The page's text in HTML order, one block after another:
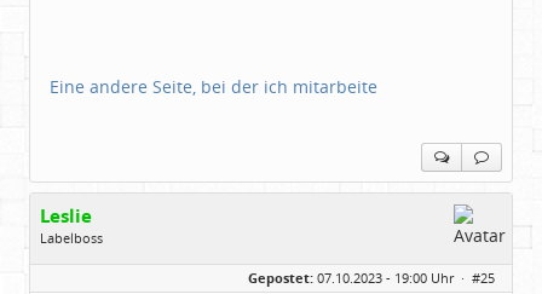
Eine andere Seite, bei der ich mitarbeite
Leslie
Labelboss
Geschlecht:
keine Angabe
in der Mitte zwischen Kölnarena und Festhalle Ffm
Gepostet: 07.10.2023 - 19:00 Uhr · #25